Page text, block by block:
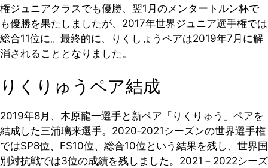
権ジュニアクラスでも優勝、翌1月のメンタートルン杯で
も優勝を果たしましたが、2017年世界ジュニア選手権では
総合11位に。最終的に、りくしょうペアは2019年7月に解
消されることとなりました。
りくりゅうペア結成
2019年8月、木原龍一選手と新ペア「りくりゅう」ペアを
結成した三浦璃来選手。2020‐2021シーズンの世界選手権
ではSP8位、FS10位、総合10位という結果を残し、世界国
別対抗戦では3位の成績を残しました。2021－2022シーズ